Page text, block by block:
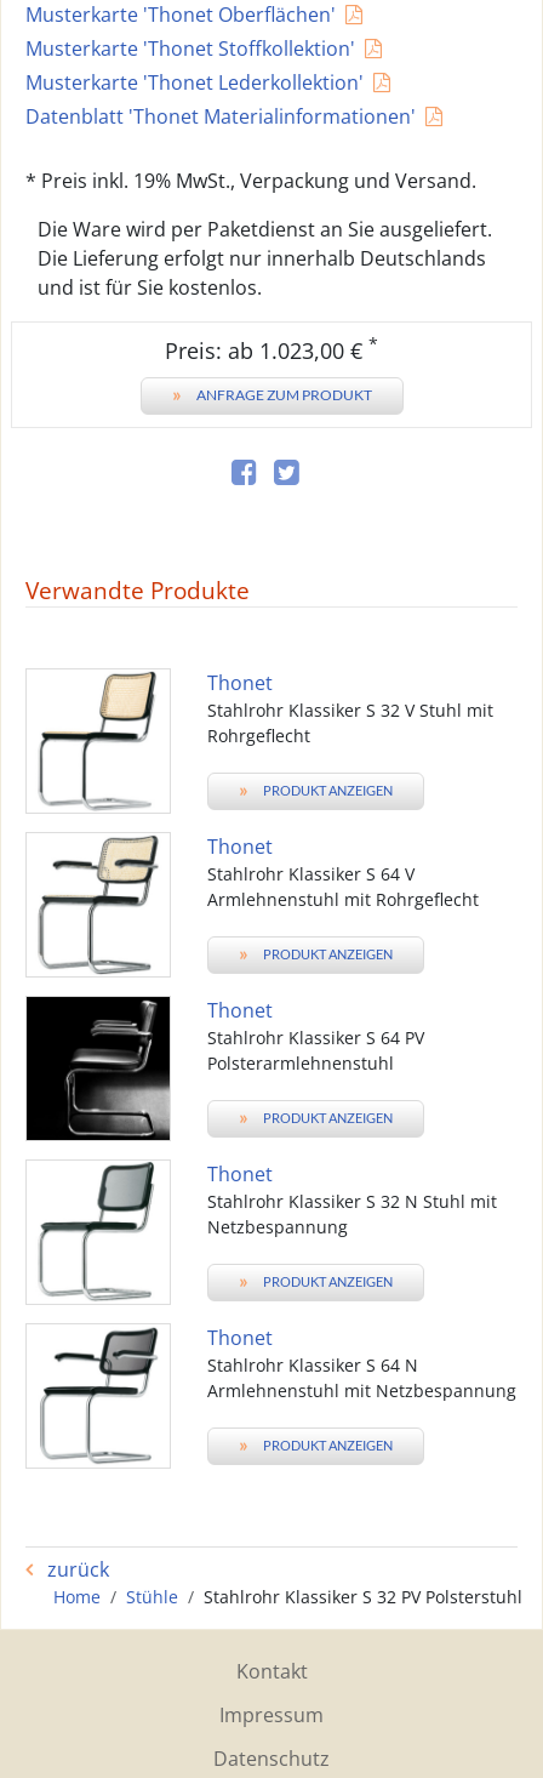
Musterkarte 'Thonet Oberflächen'
Musterkarte 'Thonet Stoffkollektion'
Musterkarte 'Thonet Lederkollektion'
Datenblatt 'Thonet Materialinformationen'
* Preis inkl. 19% MwSt., Verpackung und Versand.
Die Ware wird per Paketdienst an Sie ausgeliefert.
Die Lieferung erfolgt nur innerhalb Deutschlands
und ist für Sie kostenlos.
Preis: ab 1.023,00 € *
» ANFRAGE ZUM PRODUKT
Verwandte Produkte
Thonet
Stahlrohr Klassiker S 32 V Stuhl mit
Rohrgeflecht
» PRODUKT ANZEIGEN
Thonet
Stahlrohr Klassiker S 64 V
Armlehnenstuhl mit Rohrgeflecht
» PRODUKT ANZEIGEN
Thonet
Stahlrohr Klassiker S 64 PV
Polsterarmlehnenstuhl
» PRODUKT ANZEIGEN
Thonet
Stahlrohr Klassiker S 32 N Stuhl mit
Netzbespannung
» PRODUKT ANZEIGEN
Thonet
Stahlrohr Klassiker S 64 N
Armlehnenstuhl mit Netzbespannung
» PRODUKT ANZEIGEN
zurück
Home Stühle Stahlrohr Klassiker S 32 PV Polsterstuhl
Kontakt
Impressum
Datenschutz